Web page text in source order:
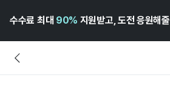
수수료 최대 90% 지원받고, 도전 응원해줄